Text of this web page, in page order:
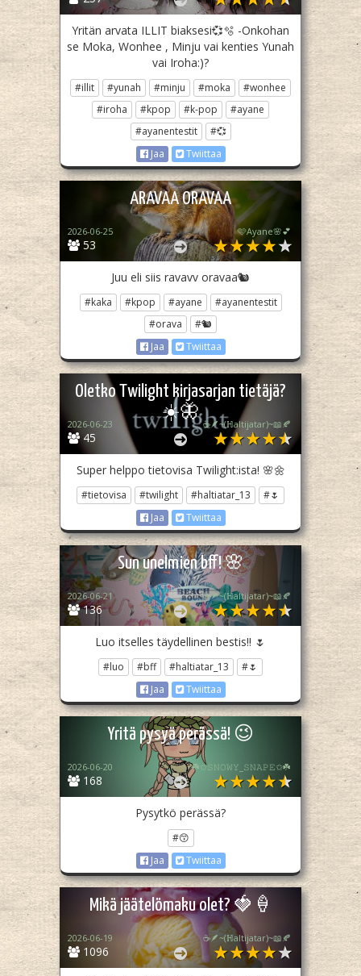
Yritän arvata ILLIT biaksesi💞🫧 -Onkohan
se Moka, Wonhee , Minju vai kenties Yunah
vai Iroha:)?
#illit #yunah #minju #moka
#wonhee
#iroha
#kpop #k-pop
#ayane
#ayanentestit
#💞
Jaa
Twiittaa
ARAVAA ORAVAA
53
2026-06-25 🩷Ayane🌸💕
Juu eli siis ravavv oravaa🐿
#kaka #kpop #ayane
#ayanentestit
#orava
#🐿
Jaa
Twiittaa
Oletko Twilight kirjasarjan tietäjä?
☀️🦋
45
2026-06-23 ☕🪶~(ℍaltijatar)~📖🍂
Super helppo tietovisa Twilight:ista! 🌸🌼
#tietovisa #twilight #haltiatar_13
#🌷
Jaa
Twiittaa
Sun unelmien bff! 🌸
136
2026-06-21 ☕🪶~(ℍaltijatar)~📖🍂
Luo itselles täydellinen bestis!! 🌷
#luo #bff #haltiatar_13
#🌷
Jaa
Twiittaa
Yritä pysyä perässä! 😉
168
2026-06-20 ☘️✩𝚂𝙽𝙾𝚆𝚈_𝚂𝙽𝙰𝙿𝙴✩☘️
Pysytkö perässä?
#😙
Jaa
Twiittaa
Mikä jäätelömaku olet? 🍓🍦
1096
2026-06-19 ☕🪶~(ℍaltijatar)~📖🍂